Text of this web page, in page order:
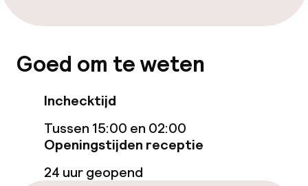
Zoetwater binnenzwembad
Zoetwater buitenzwembad
Kinderzwembad
Ligstoelen
Goed om te weten
Inchecktijd
Tussen 15:00 en 02:00
Openingstijden receptie
24 uur geopend